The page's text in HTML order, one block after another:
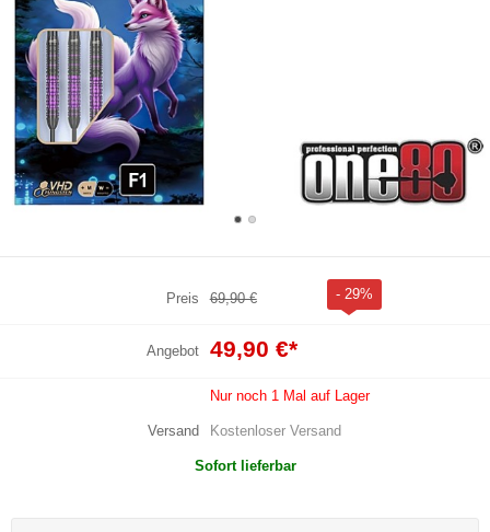
Preis 69,90 € - 29%
Angebot 49,90 €*
Nur noch 1 Mal auf Lager
Versand Kostenloser Versand
Sofort lieferbar